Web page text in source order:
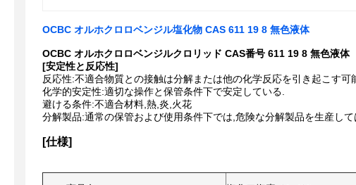
OCBC オルホクロロベンジル塩化物 CAS 611 19 8 無色液体
OCBC オルホクロロベンジルクロリッド CAS番号 611 19 8 無色液体
[安定性と反応性]
反応性:不適合物質との接触は分解または他の化学反応を引き起こす可
化学的安定性:適切な操作と保管条件下で安定している.
避ける条件:不適合材料,熱,炎,火花
分解製品:通常の保管および使用条件下では,危険な分解製品を生産して
[仕様]